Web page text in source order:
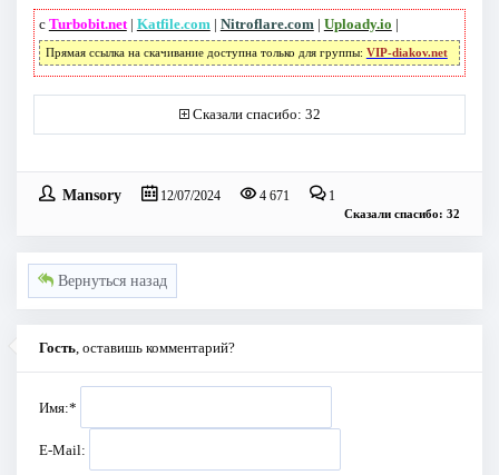
с Turbobit.net| Katfile.com| Nitroflare.com| Uploady.io |
Прямая ссылка на скачивание доступна только для группы: VIP-diakov.net
Сказали спасибо: 32
Mansory 12/07/2024 4 671 1
Сказали спасибо: 32
Вернуться назад
Гость, оставишь комментарий?
Имя:*
E-Mail: